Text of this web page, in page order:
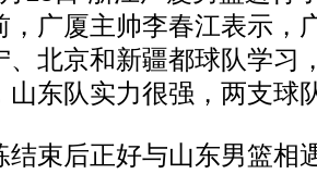
，广厦主帅李春江表示，
、北京和新疆都球队学习
山东队实力很强，两支球
后正好与山东男篮相